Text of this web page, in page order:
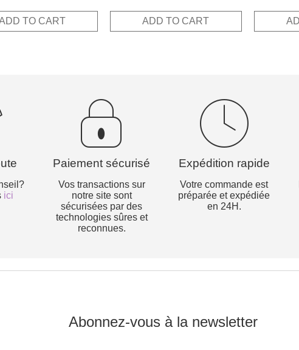
was: is:
7,50€.
TO CART
was:
12,00€.
is:
6,00€.
ADD TO CART
ici
Paiement sécurisé
Vos transactions sur
notre site sont
sécurisées par des
technologies sûres et
reconnues.
Expédition rapide
Votre commande est
préparée et expédiée
en 24H.
Abonnez-vous à la newsletter